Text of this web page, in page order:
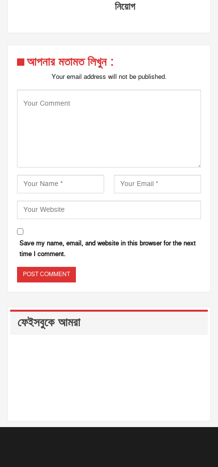
নিয়োগ
আপনার মতামত লিখুন :
Your email address will not be published.
Save my name, email, and website in this browser for the next
time I comment.
ফেইসবুকে আমরা